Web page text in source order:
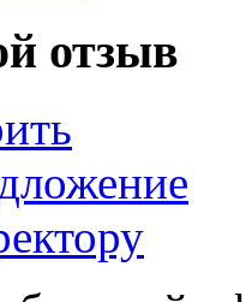
отзыв